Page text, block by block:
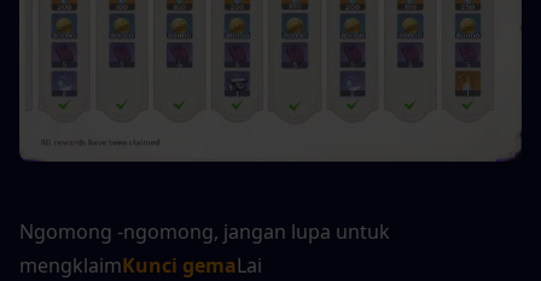
Ngomong -ngomong, jangan lupa untuk
mengklaimKunci gemaLai